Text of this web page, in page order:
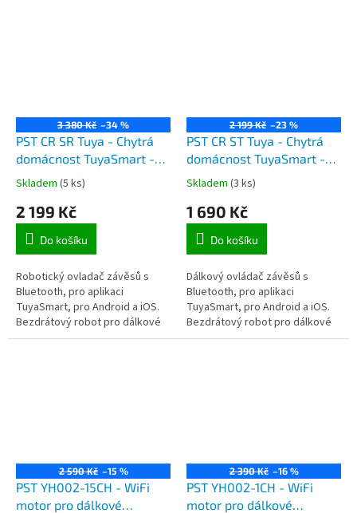
3 380 Kč –34 %
PST CR SR Tuya - Chytrá
domácnost TuyaSmart -
Chytrý závěsový pohon na
garnýže
Skladem (5 ks)
2 199 Kč
Do košíku
Robotický ovladač závěsů s
Bluetooth, pro aplikaci
TuyaSmart, pro Android a iOS.
Bezdrátový robot pro dálkové
ovládání závěsů a žaluzií na
2 199 Kč –23 %
PST CR ST Tuya - Chytrá
domácnost TuyaSmart -
Chytrý bluetooth závěsový
robot pro jeden závěs
Skladem (3 ks)
1 690 Kč
Do košíku
Dálkový ovládač závěsů s
Bluetooth, pro aplikaci
TuyaSmart, pro Android a iOS.
Bezdrátový robot pro dálkové
ovládání závěsů a žaluzií
2 590 Kč –15 %
PST YH002-15CH - WiFi
motor pro dálkové
2 390 Kč –16 %
PST YH002-1CH - WiFi
motor pro dálkové